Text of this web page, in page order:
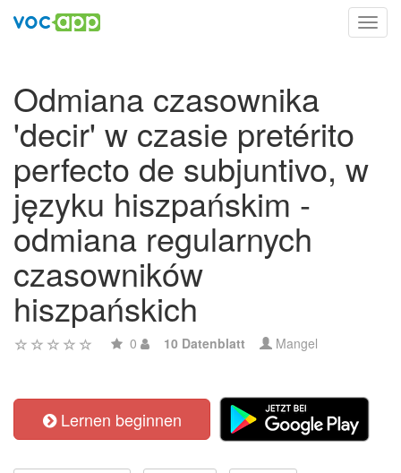
Odmiana czasownika
'decir' w czasie pretérito
perfecto de subjuntivo, w
języku hiszpańskim -
odmiana regularnych
czasowników
hiszpańskich
0 10 Datenblatt Mangel
Lernen beginnen